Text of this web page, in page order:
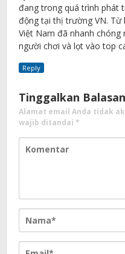
đang trong quá trình phát
động tại thị trường VN.
Việt Nam đã nhanh
người chơi và lọt vào top
Reply
Tinggalkan Balasan
Alamat email Anda tidak
wajib ditandai *